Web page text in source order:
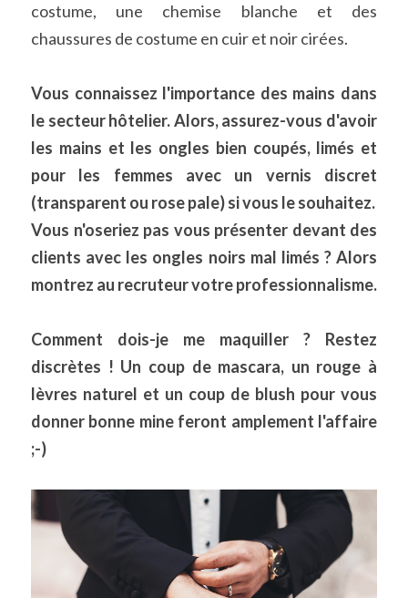
costume, une chemise blanche et des
chaussures de costume en cuir et noir cirées.
Vous connaissez l'importance des mains dans
le secteur hôtelier. Alors, assurez-vous d'avoir
les mains et les ongles bien coupés, limés et
pour les femmes avec un vernis discret
Vous n'oseriez pas vous présenter devant des
clients avec les ongles noirs mal limés ? Alors
Comment dois-je me maquiller ? Restez
discrètes ! Un coup de mascara, un rouge à
lèvres naturel et un coup de blush pour vous
donner bonne mine feront amplement l'affaire
;-)